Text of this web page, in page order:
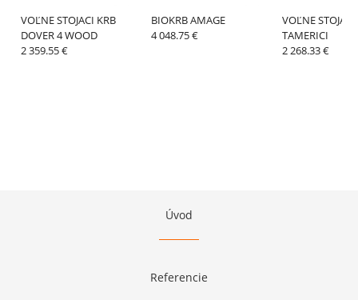
VOĽNE STOJACI KRB
DOVER 4 WOOD
2 359.55 €
BIOKRB AMAGE
4 048.75 €
VOĽNE STOJACI
TAMERICI
2 268.33 €
Úvod
Referencie